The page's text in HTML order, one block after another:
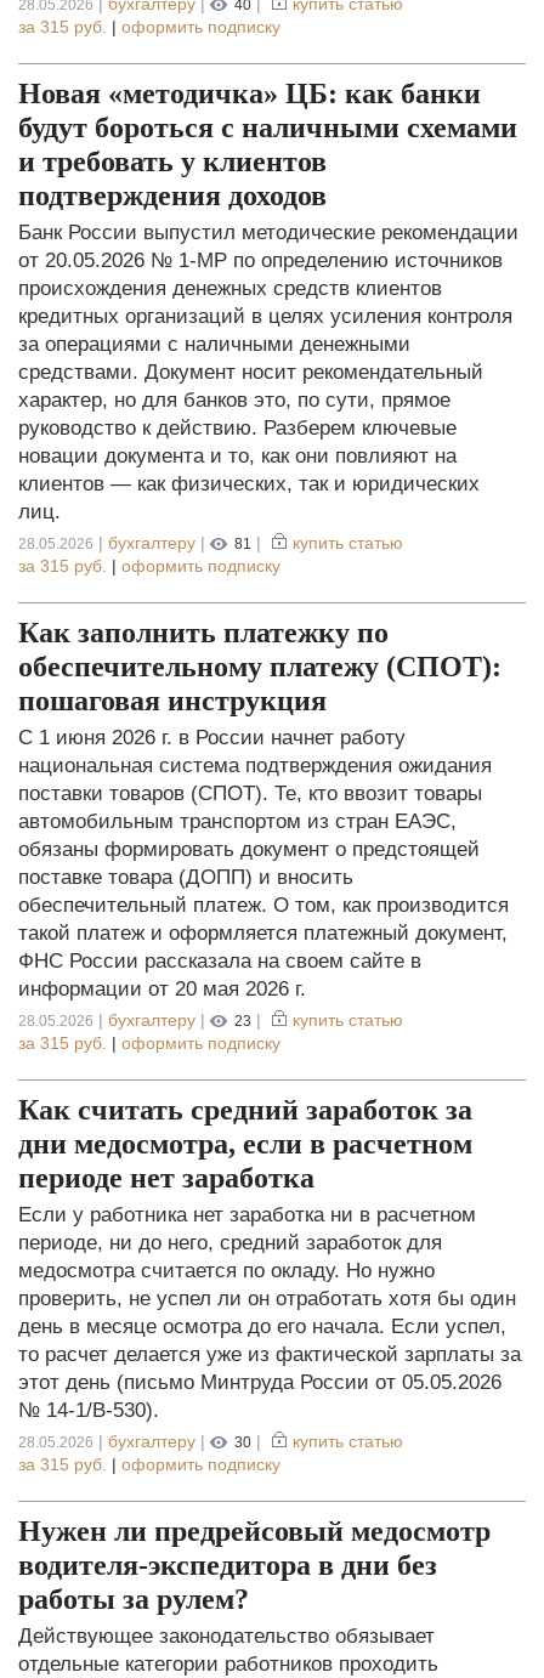
28.05.2026 40
за 315 руб. | оформить подписку
Новая «методичка» ЦБ: как банки
будут бороться с наличными схемами
и требовать у клиентов
подтверждения доходов
Банк России выпустил методические рекомендации
от 20.05.2026 № 1-МР по определению источников
происхождения денежных средств клиентов
кредитных организаций в целях усиления контроля
за операциями с наличными денежными
средствами. Документ носит рекомендательный
характер, но для банков это, по сути, прямое
руководство к действию. Разберем ключевые
новации документа и то, как они повлияют на
клиентов — как физических, так и юридических
лиц.
28.05.2026 | бухгалтеру | 81 |
купить статью
за 315 руб. | оформить подписку
Как заполнить платежку по
обеспечительному платежу (СПОТ):
пошаговая инструкция
С 1 июня 2026 г. в России начнет работу
национальная система подтверждения ожидания
поставки товаров (СПОТ). Те, кто ввозит товары
автомобильным транспортом из стран ЕАЭС,
обязаны формировать документ о предстоящей
поставке товара (ДОПП) и вносить
обеспечительный платеж. О том, как производится
такой платеж и оформляется платежный документ,
ФНС России рассказала на своем сайте в
информации от 20 мая 2026 г.
28.05.2026 | бухгалтеру | 23 |
купить статью
за 315 руб. | оформить подписку
Как считать средний заработок за
дни медосмотра, если в расчетном
периоде нет заработка
Если у работника нет заработка ни в расчетном
периоде, ни до него, средний заработок для
медосмотра считается по окладу. Но нужно
проверить, не успел ли он отработать хотя бы один
день в месяце осмотра до его начала. Если успел,
то расчет делается уже из фактической зарплаты за
этот день (письмо Минтруда России от 05.05.2026
№ 14-1/В-530).
28.05.2026 | бухгалтеру | 30 |
купить статью
за 315 руб. | оформить подписку
Нужен ли предрейсовый медосмотр
водителя-экспедитора в дни без
работы за рулем?
Действующее законодательство обязывает
отдельные категории работников проходить